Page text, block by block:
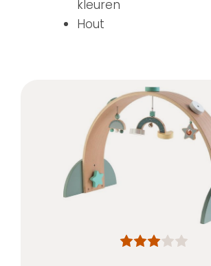
kleuren
Hout